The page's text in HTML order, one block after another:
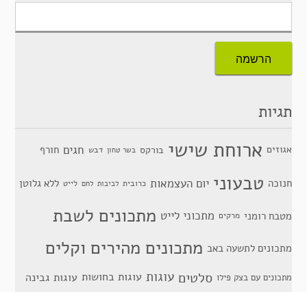
תגיות
אגוזים ארוחת שישי בורקס בשר טחון דבש חגים חורף
חנוכה טבעוני יום העצמאות כרובית לביבות לחם לייט ללא גלוטן
מטבח רומני מרקים מתכוני לייט מתכונים לשבת
מתכונים לתשעה באב מתכונים מהירים וקלים
מתכונים עם בצק פילו סלטים עוגות עוגות בחושות עוגות גבינה